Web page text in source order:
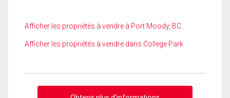
Afficher les propriétés à vendre à Port Moody, BC
Afficher les propriétés à vendre dans College Park